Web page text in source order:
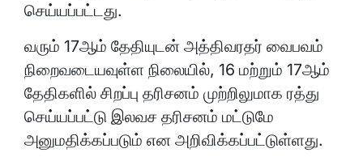
செய்யப்பட்டது.
வரும் 17ஆம் தேதியுடன் அத்திவரதர் வைபவம்
நிறைவடையவுள்ள நிலையில், 16 மற்றும் 17ஆம்
தேதிகளில் சிறப்பு தரிசனம் முற்றிலுமாக ரத்து
செய்யப்பட்டு இலவச தரிசனம் மட்டுமே
அனுமதிக்கப்படும் என அறிவிக்கப்பட்டுள்ளது.